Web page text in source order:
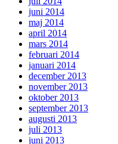
juni 2014
maj 2014
april 2014
mars 2014
februari 2014
januari 2014
december 2013
november 2013
oktober 2013
september 2013
augusti 2013
juli 2013
juni 2013